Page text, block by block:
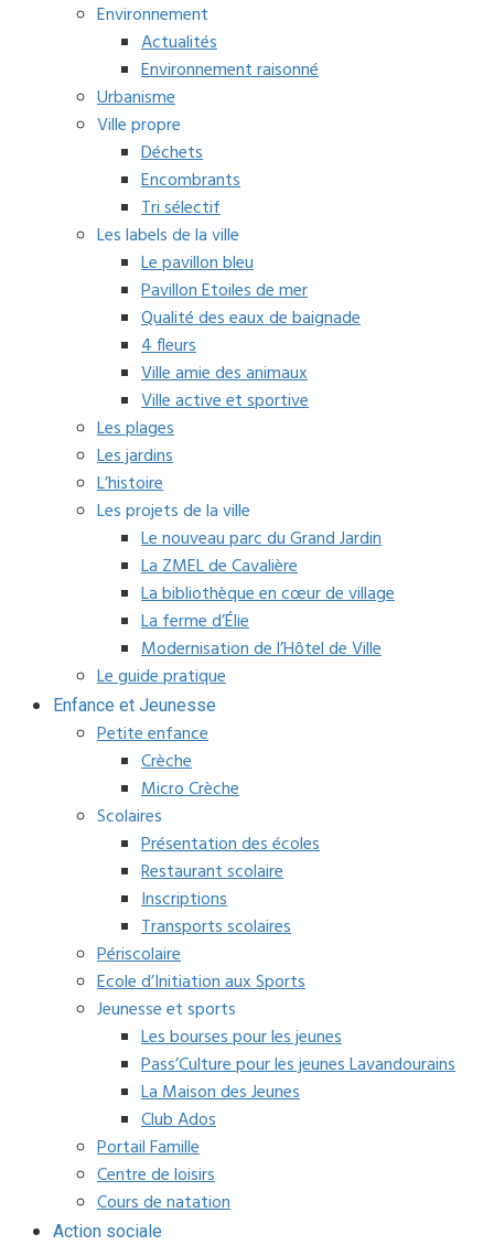
Environnement
Actualités
Environnement raisonné
Urbanisme
Ville propre
Déchets
Encombrants
Tri sélectif
Les labels de la ville
Le pavillon bleu
Pavillon Etoiles de mer
Qualité des eaux de baignade
4 fleurs
Ville amie des animaux
Ville active et sportive
Les plages
Les jardins
L’histoire
Les projets de la ville
Le nouveau parc du Grand Jardin
La ZMEL de Cavalière
La bibliothèque en cœur de village
La ferme d’Élie
Modernisation de l’Hôtel de Ville
Le guide pratique
Enfance et Jeunesse
Petite enfance
Crèche
Micro Crèche
Scolaires
Présentation des écoles
Restaurant scolaire
Inscriptions
Transports scolaires
Périscolaire
Ecole d’Initiation aux Sports
Jeunesse et sports
Les bourses pour les jeunes
Pass’Culture pour les jeunes Lavandourains
La Maison des Jeunes
Club Ados
Portail Famille
Centre de loisirs
Cours de natation
Action sociale